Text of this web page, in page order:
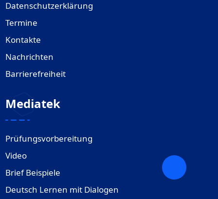
Datenschutzerklärung
Termine
Kontakte
Nachrichten
Barrierefreiheit
Mediatek
Prüfungsvorbereitung
Video
Brief Beispiele
Deutsch Lernen mit Dialogen